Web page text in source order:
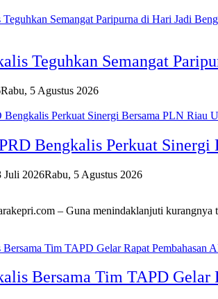
Teguhkan Semangat
Rabu, 5 Agustus 2026
Bengkalis Perkuat Sinergi
Juli 2026Rabu, 5 Agustus 2026
– Guna menindaklanjuti
Bersama Tim TAPD Gelar